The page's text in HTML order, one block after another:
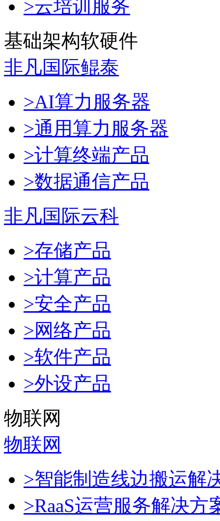
>云培训服务
基础架构软硬件
非凡国际鲲泰
>AI算力服务器
>通用算力服务器
>计算终端产品
>数据通信产品
非凡国际云科
>存储产品
>计算产品
>安全产品
>网络产品
>软件产品
>外设产品
物联网
物联网
>智能制造线边搬运解
>RaaS运营服务解决方